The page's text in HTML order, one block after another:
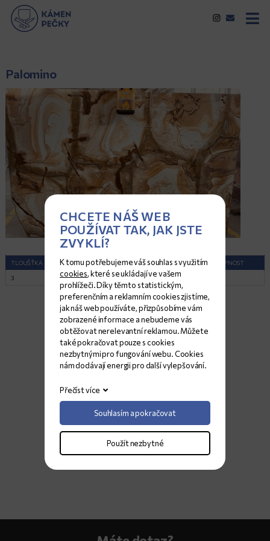
Palomino
TLOUŠŤKA (CM) ROZMĚRY (CM) POVRCH DOSTUPNOST
3 276x176 Lesk
CHCETE NÁŠ WEB
POUŽÍVAT TAK, JAK JSTE
ZVYKLÍ?
K tomu potřebujeme váš souhlas s využitím
cookies, které se ukládají ve vašem
prohlížeči. Díky těmto statistickým,
preferenčním a reklamním cookies zjistíme,
jak náš web používáte, přizpůsobíme vám
zobrazené informace a nebudeme vás
obtěžovat nerelevantní reklamou. Můžete
také pokračovat pouze s cookies
nezbytnými pro fungování webu. Cookies
nám dodávají energii pro další vylepšování.
Přečíst více
Souhlasím a pokračovat
Použít nezbytné